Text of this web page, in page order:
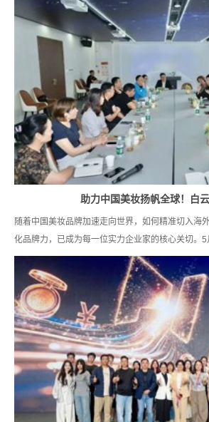
助力中国美妆扬帆全球！白
随着中国美妆品牌加速走向世界，如何精准切入海
化品牌力，已成为每一位实力企业家的核心关切。